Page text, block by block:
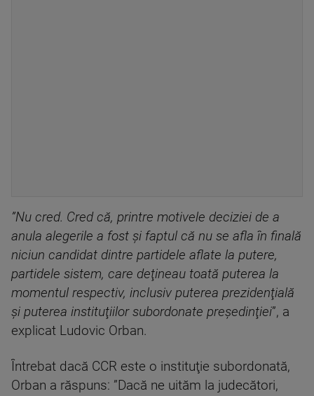
”Nu cred. Cred că, printre motivele deciziei de a
anula alegerile a fost şi faptul că nu se afla în finală
niciun candidat dintre partidele aflate la putere,
partidele sistem, care deţineau toată puterea la
momentul respectiv, inclusiv puterea prezidenţială
şi puterea instituţiilor subordonate preşedinţiei”, a
explicat Ludovic Orban.
Întrebat dacă CCR este o instituţie subordonată,
Orban a răspuns: ”Dacă ne uităm la judecători,